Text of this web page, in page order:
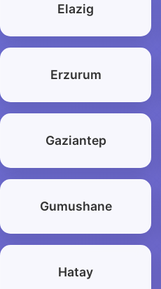
Elazig
Erzurum
Gaziantep
Gumushane
Hatay